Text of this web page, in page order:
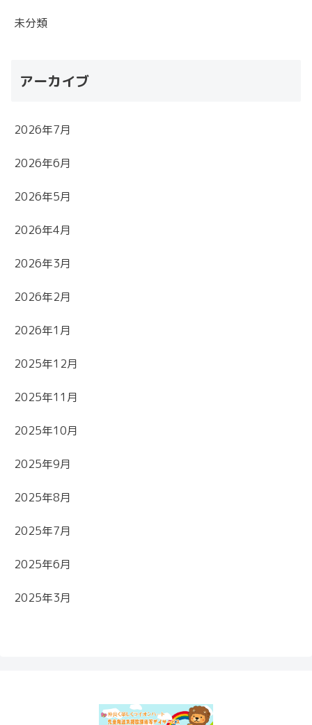
未分類
アーカイブ
2026年7月
2026年6月
2026年5月
2026年4月
2026年3月
2026年2月
2026年1月
2025年12月
2025年11月
2025年10月
2025年9月
2025年8月
2025年7月
2025年6月
2025年3月